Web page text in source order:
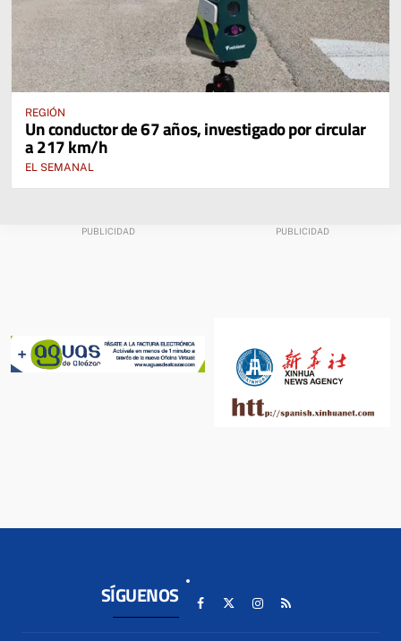
REGIÓN
Un conductor de 67 años, investigado por circular
a 217 km/h
EL SEMANAL
SÍGUENOS